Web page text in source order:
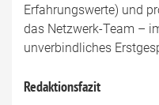
Erfahrungswerte) und
das Netzwerk-Team –
unverbindliches
Redaktionsfazit